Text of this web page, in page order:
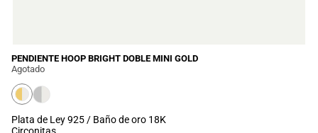
PENDIENTE HOOP BRIGHT DOBLE MINI GOLD
Agotado
Plata de Ley 925 / Baño de oro 18K